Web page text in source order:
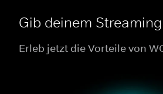
Gib deinem
Erleb jetzt die Vorteile von